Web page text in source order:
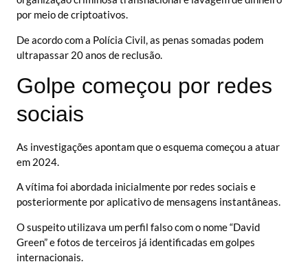
por meio de criptoativos.
De acordo com a Polícia Civil, as penas somadas podem
ultrapassar 20 anos de reclusão.
Golpe começou por redes
sociais
As investigações apontam que o esquema começou a atuar
em 2024.
A vítima foi abordada inicialmente por redes sociais e
posteriormente por aplicativo de mensagens instantâneas.
O suspeito utilizava um perfil falso com o nome “David
Green” e fotos de terceiros já identificadas em golpes
internacionais.